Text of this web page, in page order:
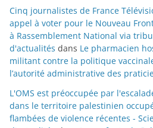
Cinq journalistes de France
appel à voter pour le Nouveau
à Rassemblement National via
d'actualités dans Le pharmacien
militant contre la politique
l’autorité administrative des
L'OMS est préoccupée par
dans le territoire palestinien
flambées de violence récentes -